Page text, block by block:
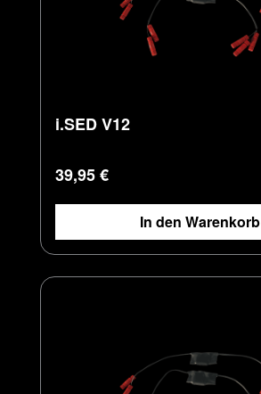
i.SED V12
Regulärer Preis:
39,95 €
In den Warenkorb